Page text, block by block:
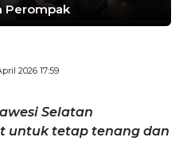
Perompak
2026 17:59
Selatan
untuk tetap tenang dan